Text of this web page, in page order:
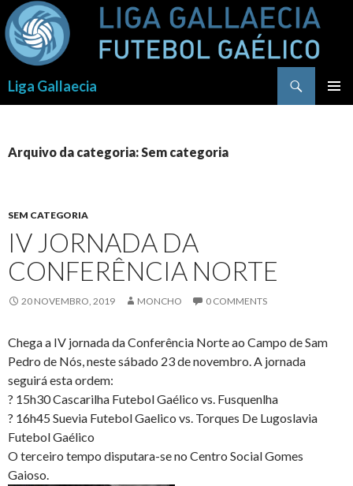
Liga Gallaecia
CONTEÚDO
Arquivo da categoria: Sem categoria
SEM CATEGORIA
IV JORNADA DA
CONFERÊNCIA NORTE
20 NOVEMBRO, 2019 MONCHO 0 COMMENTS
Chega a IV jornada daConferência Norte ao Campo de Sam
Pedro de Nós,neste sábado 23 de novembro. A jornada
seguirá esta ordem:
? 15h30Cascarilha Futebol Gaélico vs. Fusquenlha
? 16h45 Suevia Futebol Gaelico vs. Torques De Lugoslavia
Futebol Gaélico
O terceiro tempo disputara-se no Centro Social Gomes
Gaioso.